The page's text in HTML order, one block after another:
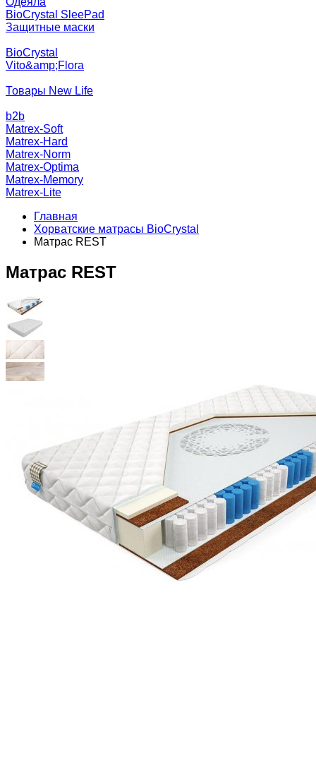
BioCrystal SleePad
Защитные маски
BioCrystal
Vito&amp;Flora
Товары New Life
b2b
Matrex-Soft
Matrex-Hard
Matrex-Norm
Matrex-Optima
Matrex-Memory
Matrex-Lite
Главная
Хорватские матрасы BioCrystal
Матрас REST
Матрас REST